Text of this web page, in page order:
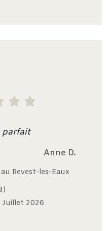
 
parfait
Anne D.
Revest-les-Eaux
Juillet 2026